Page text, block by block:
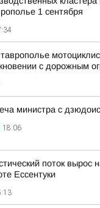
1 сентября
с дорожным
министра с
18:06
поток вырос
Ессентуки